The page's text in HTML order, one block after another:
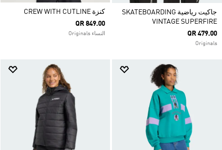
جاكيت رياضية SKATEBOARDING
VINTAGE SUPERFIRE
QR 479.00
Originals
كنزة CREW WITH CUTLINE
QR 849.00
النساء Originals